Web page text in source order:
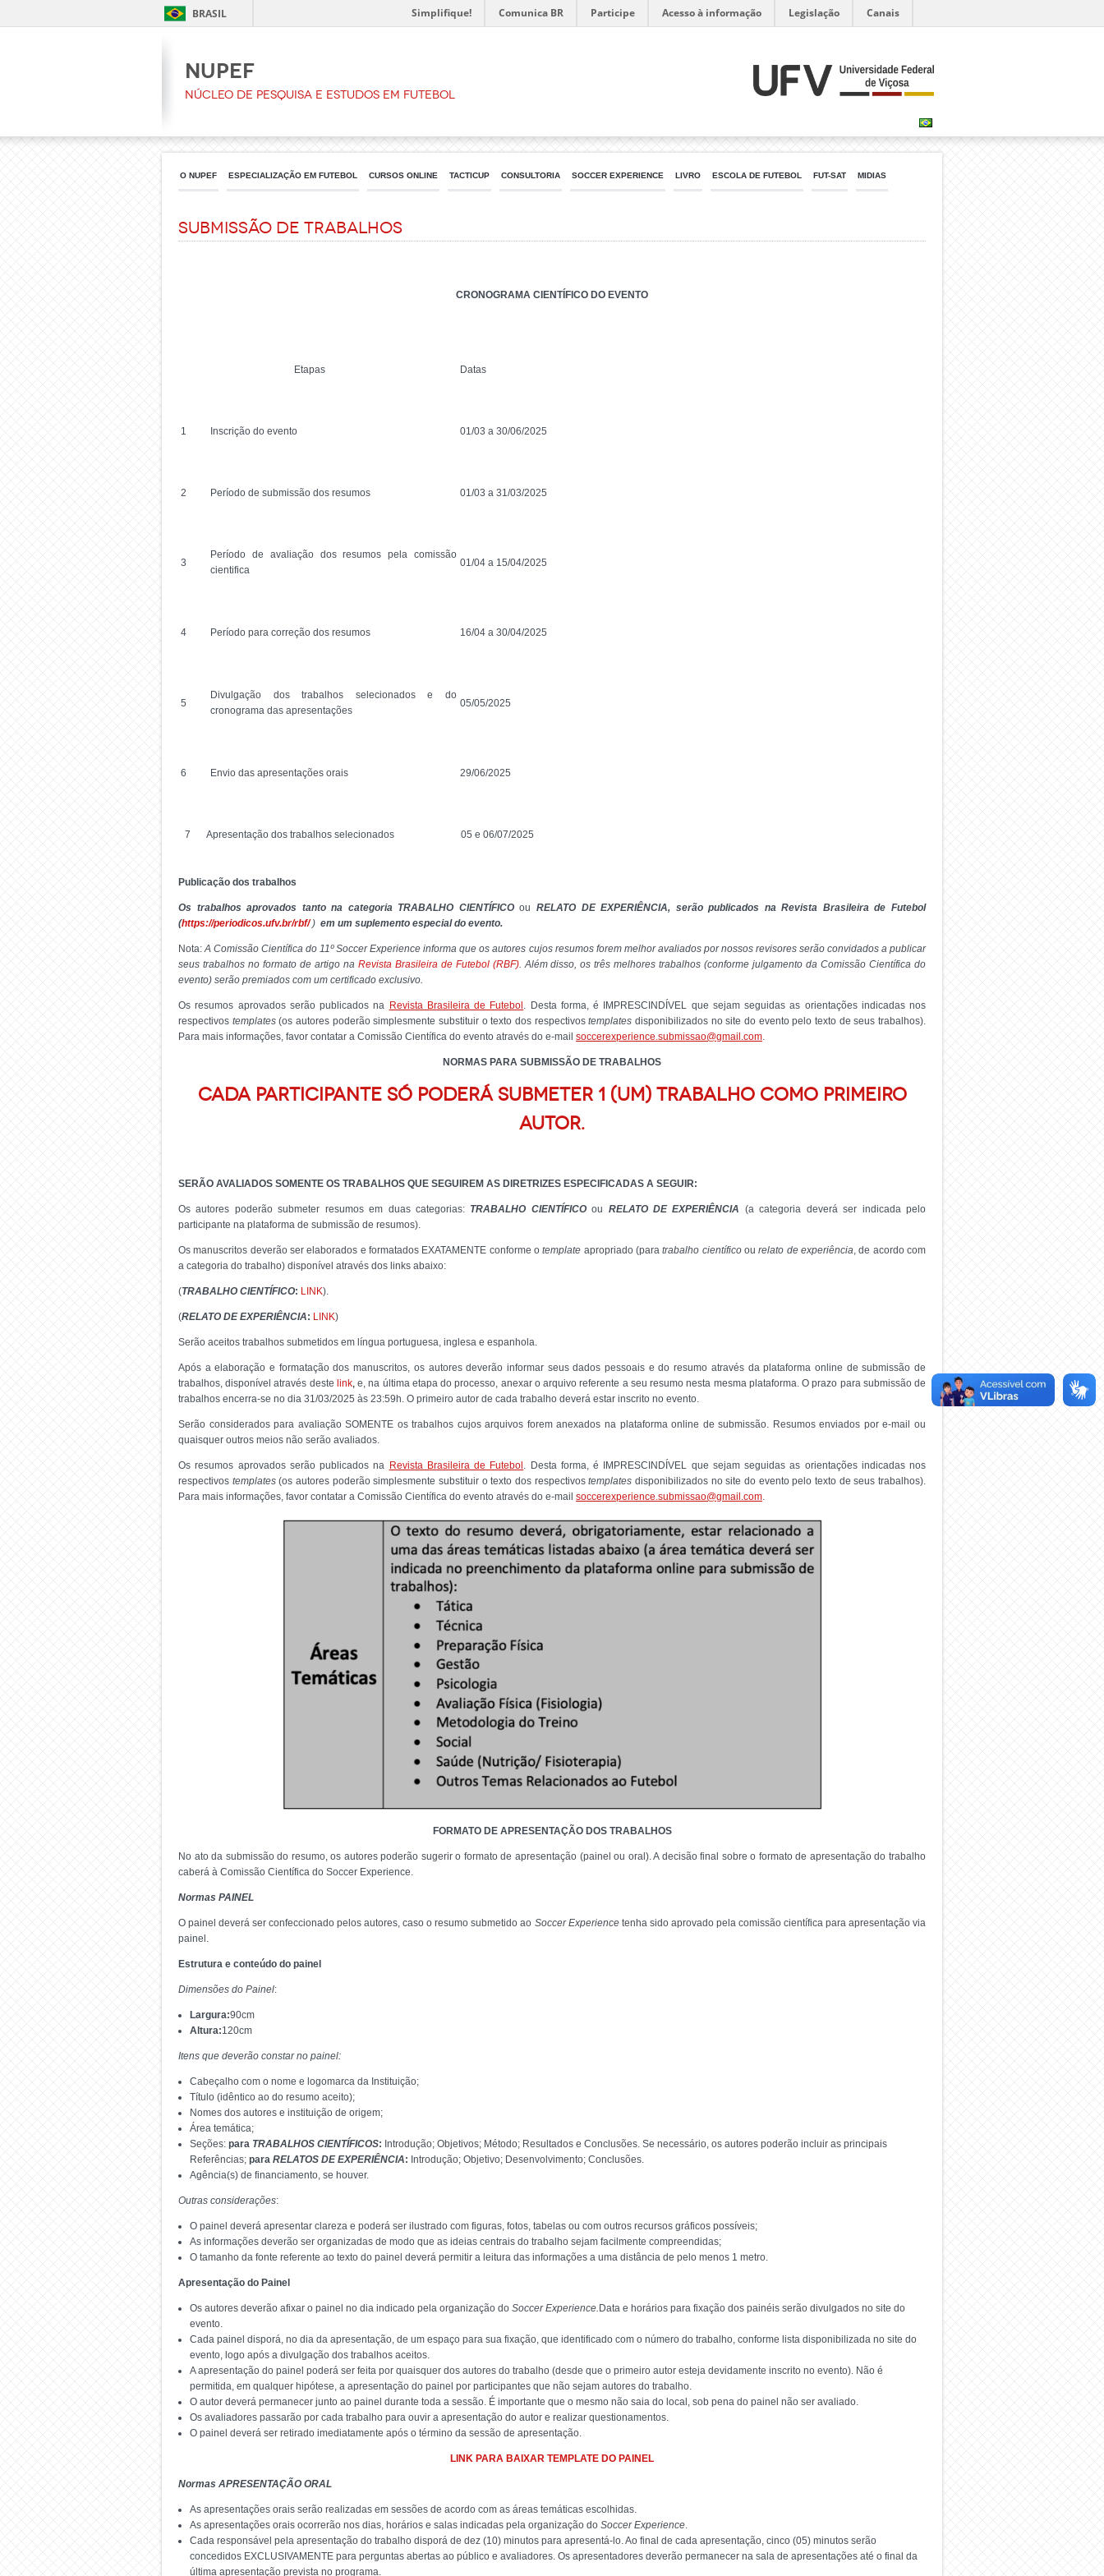
BRASIL Simplifique! Comunica BR Participe Acesso à informação Legislação Canais
NUPEF
Núcleo de Pesquisa e Estudos em Futebol
O NUPEF ESPECIALIZAÇÃO EM FUTEBOL CURSOS ONLINE TACTICUP CONSULTORIA SOCCER EXPERIENCE LIVRO ESCOLA DE FUTEBOL FUT-SAT MIDIAS
SUBMISSÃO DE TRABALHOS
CRONOGRAMA CIENTÍFICO DO EVENTO
Etapas Datas
1 Inscrição do evento 01/03 a 30/06/2025
2 Período de submissão dos resumos 01/03 a 31/03/2025
3
Período de avaliação dos resumos pela comissão
cientifica
01/04 a 15/04/2025
4 Período para correção dos resumos 16/04 a 30/04/2025
5
Divulgação dos trabalhos selecionados e do
cronograma das apresentações
05/05/2025
6 Envio das apresentações orais 29/06/2025
7 Apresentação dos trabalhos selecionados 05 e 06/07/2025
Publicação dos trabalhos
Os trabalhos aprovados tanto na categoria TRABALHO CIENTÍFICOouRELATO DE EXPERIÊNCIA, serão publicados na Revista Brasileira de Futebol
(https://periodicos.ufv.br/rbf/) em um suplemento especial do evento.
Nota:A Comissão Científica do 11º Soccer Experience informa que os autores cujos resumos forem melhor avaliados por nossos revisores serão convidados a publicar
seus trabalhos no formato de artigo na Revista Brasileira de Futebol (RBF). Além disso, os três melhores trabalhos (conforme julgamento da Comissão Científica do
evento) serão premiados com um certificado exclusivo.
Os resumos aprovados serão publicados na Revista Brasileira de Futebol . Desta forma, é IMPRESCINDÍVEL que sejam seguidas as orientações indicadas nos
respectivos templates(os autores poderão simplesmente substituir o texto dos respectivostemplates disponibilizados no site do evento pelo texto de seus trabalhos).
Para mais informações, favor contatar a Comissão Científica do evento através do e-mail soccerexperience.submissao@gmail.com.
NORMAS PARA SUBMISSÃO DE TRABALHOS
CADA PARTICIPANTE SÓ PODERÁ SUBMETER 1 (UM) TRABALHO COMO PRIMEIRO
AUTOR.
SERÃO AVALIADOS SOMENTE OS TRABALHOS QUE SEGUIREM AS DIRETRIZES ESPECIFICADAS A SEGUIR:
Os autores poderão submeter resumos em duas categorias: TRABALHO CIENTÍFICOou RELATO DE EXPERIÊNCIA (a categoria deverá ser indicada pelo
participante na plataforma de submissão de resumos).
Os manuscritos deverão ser elaborados e formatados EXATAMENTE conforme otemplate apropriado (paratrabalho científicoourelato de experiência, de acordo com
a categoria do trabalho) disponível através dos links abaixo:
(TRABALHO CIENTÍFICO: LINK).
(RELATO DE EXPERIÊNCIA: LINK)
Serão aceitos trabalhos submetidos em língua portuguesa, inglesa e espanhola.
Após a elaboração e formatação dos manuscritos, os autores deverão informar seus dados pessoais e do resumo através da plataforma online de submissão de
trabalhos, disponível através deste link,e, na última etapa do processo, anexar o arquivo referente a seu resumo nesta mesma plataforma. O prazo para submissão de
trabalhos encerra-se no dia 31/03/2025 às 23:59h. O primeiro autor de cada trabalho deverá estar inscrito no evento.
Serão considerados para avaliação SOMENTE os trabalhos cujos arquivos forem anexados na plataforma online de submissão. Resumos enviados por e-mail ou
quaisquer outros meios não serão avaliados.
Os resumos aprovados serão publicados na Revista Brasileira de Futebol . Desta forma, é IMPRESCINDÍVEL que sejam seguidas as orientações indicadas nos
respectivos templates(os autores poderão simplesmente substituir o texto dos respectivostemplates disponibilizados no site do evento pelo texto de seus trabalhos).
Para mais informações, favor contatar a Comissão Científica do evento através do e-mail soccerexperience.submissao@gmail.com.
FORMATO DE APRESENTAÇÃO DOS TRABALHOS
No ato da submissão do resumo, os autores poderão sugerir o formato de apresentação (painel ou oral). A decisão final sobre o formato de apresentação do trabalho
caberá à Comissão Científica do Soccer Experience.
Normas PAINEL
O painel deverá ser confeccionado pelos autores, caso o resumo submetido ao Soccer Experiencetenha sido aprovado pela comissão científica para apresentação via
painel.
Estrutura e conteúdo do painel
Dimensões do Painel:
Largura:90cm
Altura:120cm
Itens que deverão constar no painel:
Cabeçalho com o nome e logomarca da Instituição;
Título (idêntico ao do resumo aceito);
Nomes dos autores e instituição de origem;
Área temática;
Seções: para TRABALHOS CIENTÍFICOS: Introdução; Objetivos; Método; Resultados e Conclusões. Se necessário, os autores poderão incluir as principais
Referências; para RELATOS DE EXPERIÊNCIA: Introdução; Objetivo; Desenvolvimento; Conclusões.
Agência(s) de financiamento, se houver.
Outras considerações:
O painel deverá apresentar clareza e poderá ser ilustrado com figuras, fotos, tabelas ou com outros recursos gráficos possíveis;
As informações deverão ser organizadas de modo que as ideias centrais do trabalho sejam facilmente compreendidas;
O tamanho da fonte referente ao texto do painel deverá permitir a leitura das informações a uma distância de pelo menos 1 metro.
Apresentação do Painel
Os autores deverão afixar o painel no dia indicado pela organização do Soccer Experience. Data e horários para fixação dos painéis serão divulgados no site do
evento.
Cada painel disporá, no dia da apresentação, de um espaço para sua fixação, que identificado com o número do trabalho, conforme lista disponibilizada no site do
evento, logo após a divulgação dos trabalhos aceitos.
A apresentação do painel poderá ser feita por quaisquer dos autores do trabalho (desde que o primeiro autor esteja devidamente inscrito no evento). Não é
permitida, em qualquer hipótese, a apresentação do painel por participantes que não sejam autores do trabalho.
O autor deverá permanecer junto ao painel durante toda a sessão. É importante que o mesmo não saia do local, sob pena do painel não ser avaliado.
Os avaliadores passarão por cada trabalho para ouvir a apresentação do autor e realizar questionamentos.
O painel deverá ser retirado imediatamente após o término da sessão de apresentação.
LINK PARA BAIXAR TEMPLATE DO PAINEL
Normas APRESENTAÇÃO ORAL
As apresentações orais serão realizadas em sessões de acordo com as áreas temáticas escolhidas.
As apresentações orais ocorrerão nos dias, horários e salas indicadas pela organização do Soccer Experience.
Cada responsável pela apresentação do trabalho disporá de dez (10) minutos para apresentá-lo. Ao final de cada apresentação, cinco (05) minutos serão
concedidos EXCLUSIVAMENTE para perguntas abertas ao público e avaliadores. Os apresentadores deverão permanecer na sala de apresentações até o final da
última apresentação prevista no programa.